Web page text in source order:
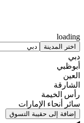
loading
اختر المدينة
دبي
أبوظبي
العين
الشارقة
رأس الخيمة
سائر أنحاء الإمارات
إضافة إلى حقيبة التسوق